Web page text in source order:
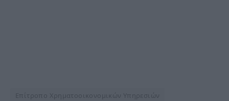
Επίτροπο Χρηματοοικονομικών Υπηρεσιών